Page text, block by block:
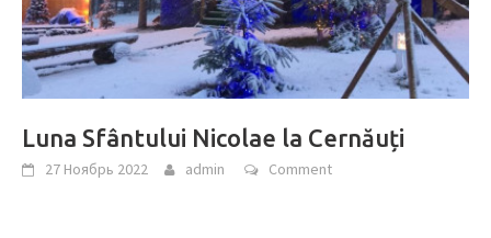
Luna Sfântului Nicolae la Cernăuți
27 Ноябрь 2022 admin Comment